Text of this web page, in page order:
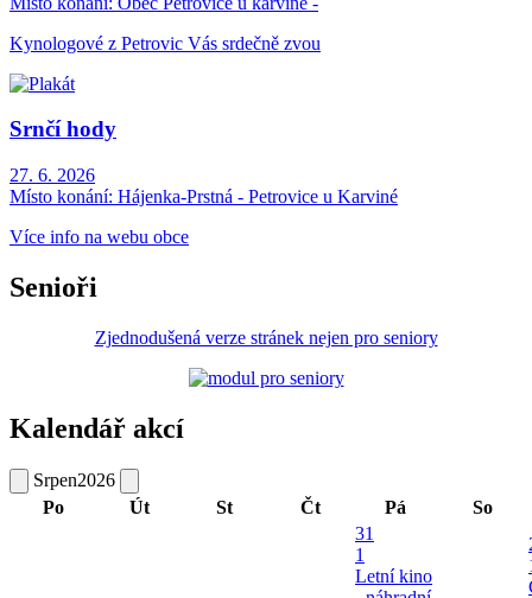
Kynologové z Petrovic Vás srdečně zvou
Srnčí hody
27. 6. 2026
Místo konání: Hájenka-Prstná - Petrovice u Karviné
Více info na webu obce
Senioři
Zjednodušená verze stránek nejen pro seniory
Kalendář akcí
Srpen2026
Po
Út St Čt Pá So
31
1
Letní kino